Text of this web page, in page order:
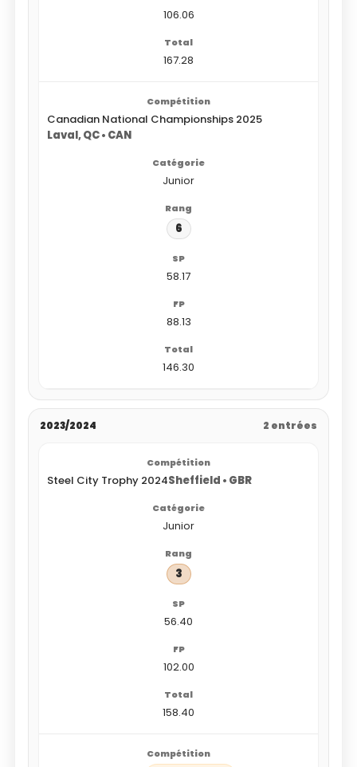
106.06
167.28
Canadian National Championships 2025
Laval, QC • CAN
Junior
6
58.17
88.13
146.30
2023/2024 2 entrées
Steel City Trophy 2024Sheffield • GBR
Junior
3
56.40
102.00
158.40